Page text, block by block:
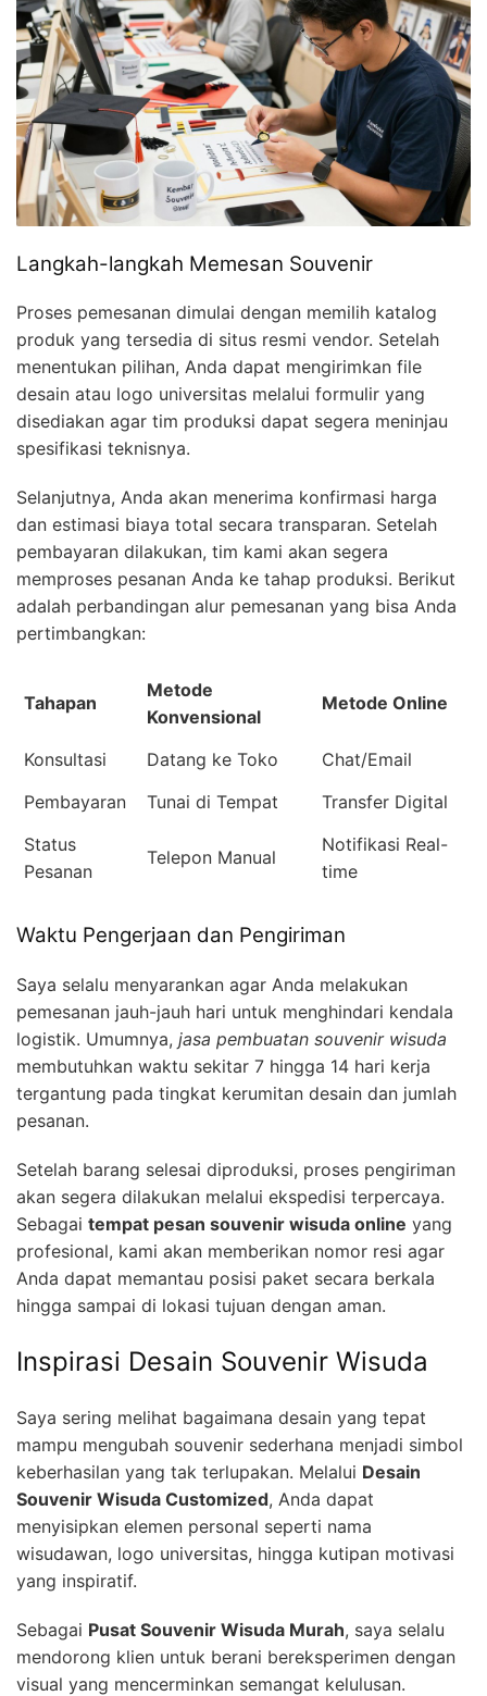
Langkah-langkah Memesan Souvenir
Proses pemesanan dimulai dengan memilih katalog
produk yang tersedia di situs resmi vendor. Setelah
menentukan pilihan, Anda dapat mengirimkan file
desain atau logo universitas melalui formulir yang
disediakan agar tim produksi dapat segera meninjau
spesifikasi teknisnya.
Selanjutnya, Anda akan menerima konfirmasi harga
dan estimasi biaya total secara transparan. Setelah
pembayaran dilakukan, tim kami akan segera
memproses pesanan Anda ke tahap produksi. Berikut
adalah perbandingan alur pemesanan yang bisa Anda
pertimbangkan:
Tahapan
Metode
Konvensional
Metode Online
Konsultasi Datang ke Toko
Chat/Email
Pembayaran
Tunai di Tempat
Transfer Digital
Status
Pesanan
Telepon Manual
Notifikasi Real-
time
Waktu Pengerjaan dan Pengiriman
Saya selalu menyarankan agar Anda melakukan
pemesanan jauh-jauh hari untuk menghindari kendala
logistik. Umumnya, jasa pembuatan souvenir wisuda
membutuhkan waktu sekitar 7 hingga 14 hari kerja
tergantung pada tingkat kerumitan desain dan jumlah
pesanan.
Setelah barang selesai diproduksi, proses pengiriman
akan segera dilakukan melalui ekspedisi terpercaya.
Sebagai tempat pesan souvenir wisuda online yang
profesional, kami akan memberikan nomor resi agar
Anda dapat memantau posisi paket secara berkala
hingga sampai di lokasi tujuan dengan aman.
Inspirasi Desain Souvenir Wisuda
Saya sering melihat bagaimana desain yang tepat
mampu mengubah souvenir sederhana menjadi simbol
keberhasilan yang tak terlupakan. Melalui Desain
Souvenir Wisuda Customized, Anda dapat
menyisipkan elemen personal seperti nama
wisudawan, logo universitas, hingga kutipan motivasi
yang inspiratif.
Sebagai Pusat Souvenir Wisuda Murah, saya selalu
mendorong klien untuk berani bereksperimen dengan
visual yang mencerminkan semangat kelulusan.